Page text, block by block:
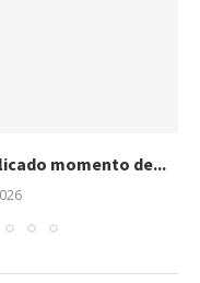
momento de...